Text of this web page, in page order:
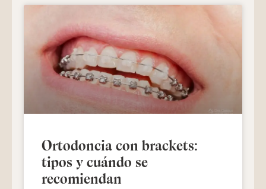
Ortodoncia con brackets:
tipos y cuándo se
recomiendan